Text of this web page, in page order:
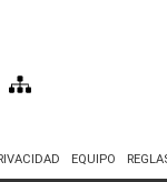
EQUIPO